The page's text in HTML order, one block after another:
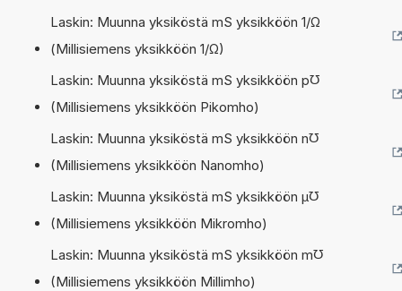
Laskin: Muunna yksiköstä mS yksikköön 1/Ω
(Millisiemens yksikköön 1/Ω)
Laskin: Muunna yksiköstä mS yksikköön p℧
(Millisiemens yksikköön Pikomho)
Laskin: Muunna yksiköstä mS yksikköön n℧
(Millisiemens yksikköön Nanomho)
Laskin: Muunna yksiköstä mS yksikköön µ℧
(Millisiemens yksikköön Mikromho)
Laskin: Muunna yksiköstä mS yksikköön m℧
(Millisiemens yksikköön Millimho)